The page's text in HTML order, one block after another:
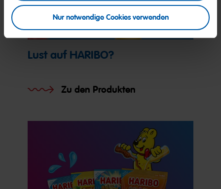
Nur notwendige Cookies verwenden
Lust auf HARIBO?
Zu den Produkten